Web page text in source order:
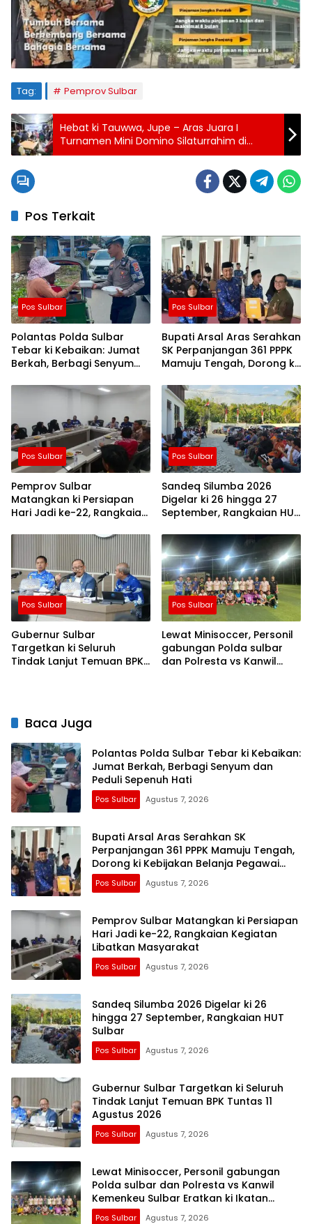
Tag: Pemprov Sulbar
Hebat ki Tauwwa, Jupe – Aras Juara I
Turnamen Mini Domino Silaturrahim di
Lorong Kopi DS Tamalanrea
Pos Terkait
Pos Sulbar
Polantas Polda Sulbar
Tebar ki Kebaikan: Jumat
Berkah, Berbagi Senyum
Pos Sulbar
Bupati Arsal Aras Serahkan
SK Perpanjangan 361 PPPK
Mamuju Tengah, Dorong ki
Lebih Fleksibel
Pos Sulbar
Pemprov Sulbar
Matangkan ki Persiapan
Hari Jadi ke-22, Rangkaian
Masyarakat
Pos Sulbar
Sandeq Silumba 2026
Digelar ki 26 hingga 27
September, Rangkaian HUT
Pos Sulbar
Gubernur Sulbar
Targetkan ki Seluruh
Tindak Lanjut Temuan BPK
Pos Sulbar
Lewat Minisoccer, Personil
gabungan Polda sulbar
dan Polresta vs Kanwil
Baca Juga
Polantas Polda Sulbar Tebar ki Kebaikan:
Jumat Berkah, Berbagi Senyum dan
Peduli Sepenuh Hati
Pos Sulbar Agustus 7, 2026
Bupati Arsal Aras Serahkan SK
Perpanjangan 361 PPPK Mamuju Tengah,
Dorong ki Kebijakan Belanja Pegawai
Lebih Fleksibel
Pos Sulbar Agustus 7, 2026
Pemprov Sulbar Matangkan ki Persiapan
Hari Jadi ke-22, Rangkaian Kegiatan
Libatkan Masyarakat
Pos Sulbar Agustus 7, 2026
Sandeq Silumba 2026 Digelar ki 26
hingga 27 September, Rangkaian HUT
Sulbar
Pos Sulbar Agustus 7, 2026
Gubernur Sulbar Targetkan ki Seluruh
Tindak Lanjut Temuan BPK Tuntas 11
Agustus 2026
Pos Sulbar Agustus 7, 2026
Lewat Minisoccer, Personil gabungan
Polda sulbar dan Polresta vs Kanwil
Kemenkeu Sulbar Eratkan ki Ikatan
Persaudaraan
Pos Sulbar Agustus 7, 2026